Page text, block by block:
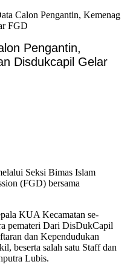
Calon Pengantin, Kemenag
FGD
Pengantin,
Disdukcapil Gelar
Seksi Bimas Islam
(FGD) bersama
KUA Kecamatan se-
pemateri Dari DisDukCapil
dan Kependudukan
beserta salah satu Staff dan
Lubis.